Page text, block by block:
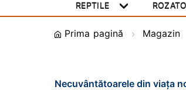
REPTILE
Prima pagină Magazin
Necuvântătoarele din viața